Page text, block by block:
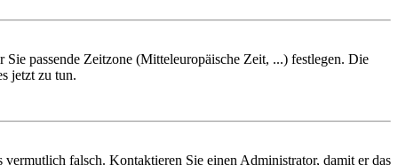
passende Zeitzone (Mitteleuropäische Zeit, ...) festlegen. Die
jetzt zu tun.
falsch. Kontaktieren Sie einen Administrator, damit er das